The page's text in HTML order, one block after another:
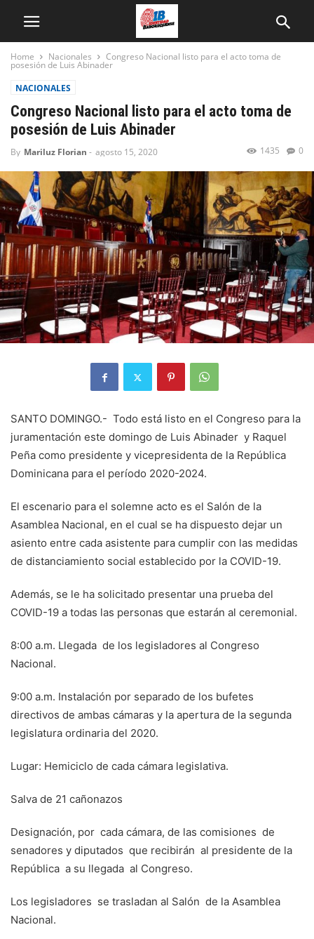
Home Nacionales Congreso Nacional listo para el acto toma de
posesión de Luis Abinader
NACIONALES
Congreso Nacional listo para el acto toma de
posesión de Luis Abinader
By Mariluz Florian - agosto 15, 2020 0
1435
SANTO DOMINGO.- Todo está listo en el Congreso para la
juramentación este domingo de Luis Abinader y Raquel
Peña como presidente y vicepresidenta de la República
Dominicana para el período 2020-2024.
El escenario para el solemne acto es el Salón de la
Asamblea Nacional, en el cual se ha dispuesto dejar un
asiento entre cada asistente para cumplir con las medidas
de distanciamiento social establecido por la COVID-19.
Además, se le ha solicitado presentar una prueba del
COVID-19 a todas las personas que estarán al ceremonial.
8:00 a.m. Llegada de los legisladores al Congreso
Nacional.
9:00 a.m. Instalación por separado de los bufetes
directivos de ambas cámaras y la apertura de la segunda
legislatura ordinaria del 2020.
Lugar: Hemiciclo de cada cámara legislativa.
Salva de 21 cañonazos
Designación, por cada cámara, de las comisiones de
senadores y diputados que recibirán al presidente de la
República a su llegada al Congreso.
Los legisladores se trasladan al Salón de la Asamblea
Nacional.